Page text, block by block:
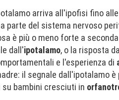
arriva all'ipofisi fino
parte del sistema nervoso
è più o meno forte a
dall'ipotalamo, o la risposta
e l'esperienza di
il segnale dall'ipotalamo è
bambini cresciuti in